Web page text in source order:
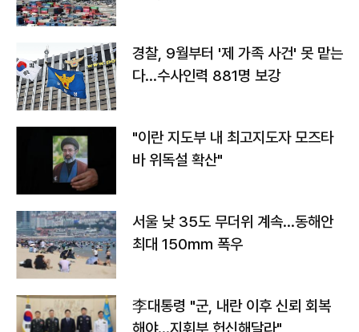
경찰, 9월부터 '제 가족 사건' 못 맡는
다…수사인력 881명 보강
"이란 지도부 내 최고지도자 모즈타
바 위독설 확산"
서울 낮 35도 무더위 계속…동해안
최대 150㎜ 폭우
李대통령 "군, 내란 이후 신뢰 회복
해야…지휘부 헌신해달라"